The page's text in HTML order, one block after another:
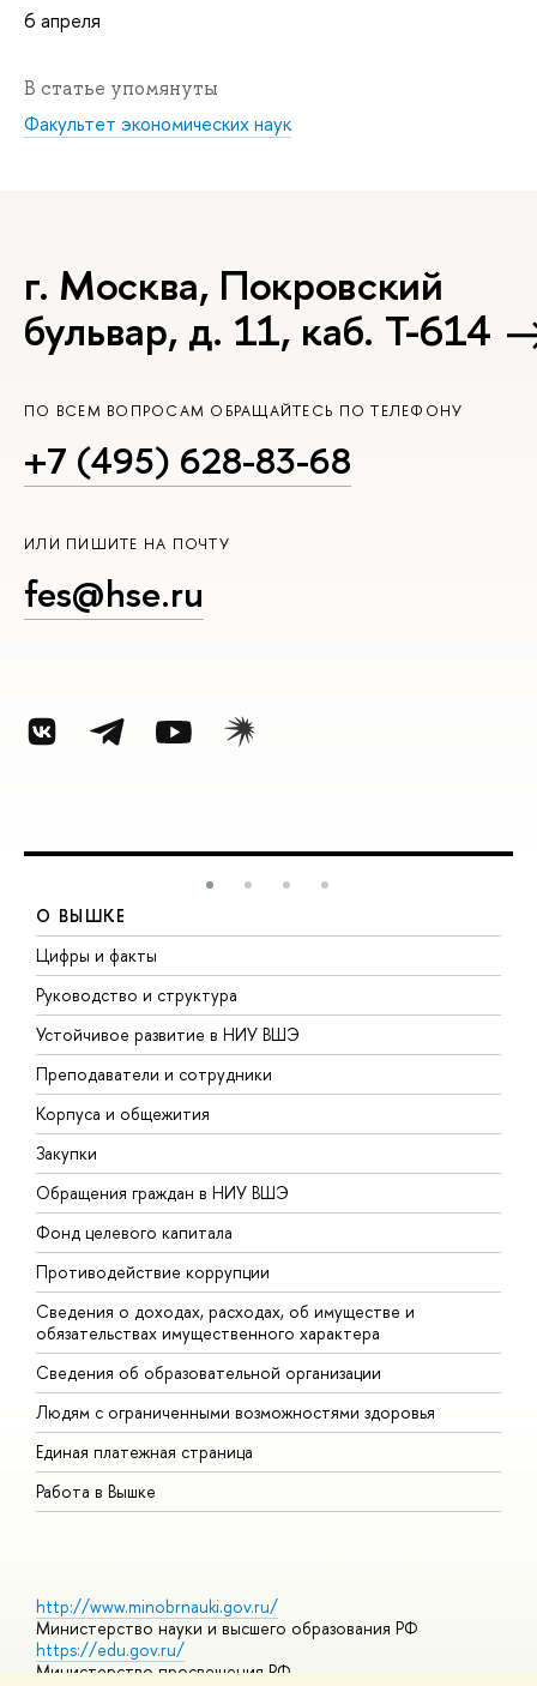
6 апреля
В статье упомянуты
Факультет экономических наук
г. Москва, Покровский
бульвар, д. 11, каб. Т-614
ПО ВСЕМ ВОПРОСАМ ОБРАЩАЙТЕСЬ ПО ТЕЛЕФОНУ
+7 (495) 628-83-68
ИЛИ ПИШИТЕ НА ПОЧТУ
fes@hse.ru
О ВЫШКЕ
Цифры и факты
Руководство и структура
Устойчивое развитие в НИУ ВШЭ
Преподаватели и сотрудники
Корпуса и общежития
Закупки
Обращения граждан в НИУ ВШЭ
Фонд целевого капитала
Противодействие коррупции
Сведения о доходах, расходах, об имуществе и
обязательствах имущественного характера
Сведения об образовательной организации
Людям с ограниченными возможностями здоровья
Единая платежная страница
Работа в Вышке
http://www.minobrnauki.gov.ru/
Министерство науки и высшего образования РФ
https://edu.gov.ru/
Министерство просвещения РФ